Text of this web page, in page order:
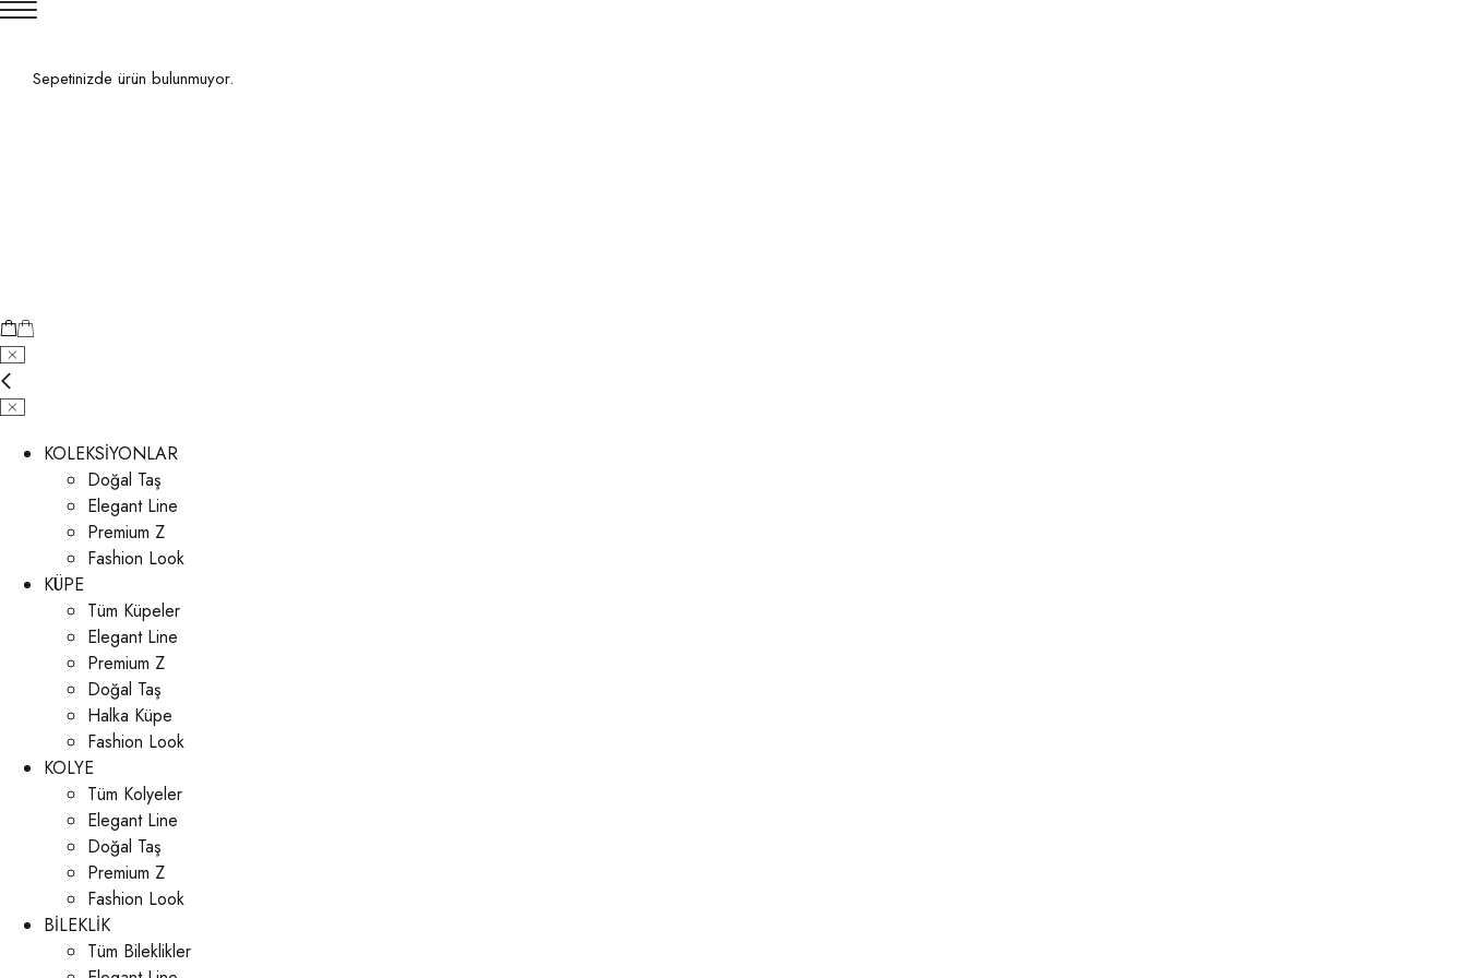
Sepetinizde ürün bulunmuyor.
KOLEKSİYONLAR
Doğal Taş
Elegant Line
Premium Z
Fashion Look
KÜPE
Tüm Küpeler
Elegant Line
Premium Z
Doğal Taş
Halka Küpe
Fashion Look
KOLYE
Tüm Kolyeler
Elegant Line
Doğal Taş
Premium Z
Fashion Look
BİLEKLİK
Tüm Bileklikler